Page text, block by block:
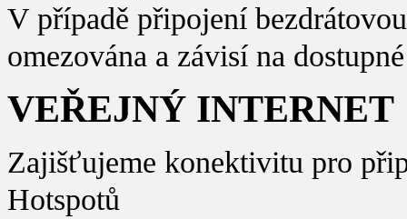
V případě připojení
omezována a závisí na
VEŘEJNÝ INTERNET
Zajišťujeme konektivitu pro
Hotspotů